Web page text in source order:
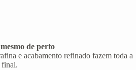
de perto
e acabamento refinado fazem toda a
final.